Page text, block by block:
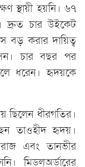
স্থায়ী হয়নি। ৬৭
দ্রুত চার উইকেট
বড় করার দায়িত্ব
চার বছর পর
ধরেন। হৃদয়কে
ধীরগতির।
তাওহীদ হৃদয়।
এবং তানভীর
মিডলঅর্ডারের